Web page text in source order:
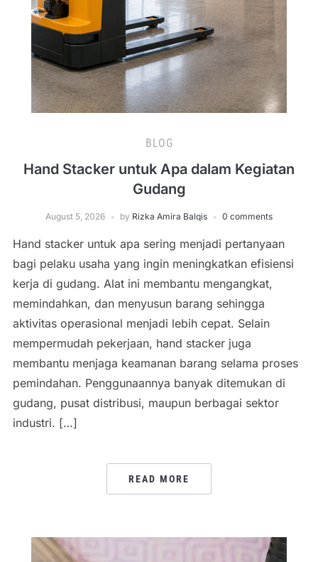
BLOG
Hand Stacker untuk Apa dalam Kegiatan
Gudang
August 5, 2026 by Rizka Amira Balqis 0 comments
Hand stacker untuk apa sering menjadi pertanyaan
bagi pelaku usaha yang ingin meningkatkan efisiensi
kerja di gudang. Alat ini membantu mengangkat,
memindahkan, dan menyusun barang sehingga
aktivitas operasional menjadi lebih cepat. Selain
mempermudah pekerjaan, hand stacker juga
membantu menjaga keamanan barang selama proses
pemindahan. Penggunaannya banyak ditemukan di
gudang, pusat distribusi, maupun berbagai sektor
industri. […]
READ MORE